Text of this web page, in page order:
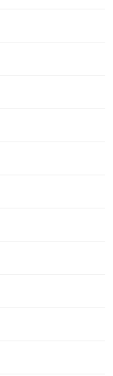
River on a brisk
cottage chimney,
watching over the
runs
Councils
air, carrying the
of Parliament